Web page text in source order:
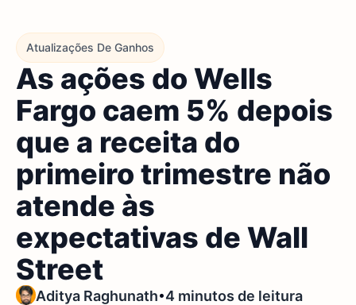
Atualizações De Ganhos
As ações do Wells
Fargo caem 5% depois
que a receita do
primeiro trimestre não
atende às
expectativas de Wall
Street
Aditya Raghunath•4 minutos de leitura